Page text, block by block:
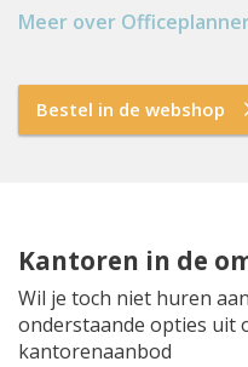
Meer over
Bestel in de webshop
Kantoren in de
Wil je toch niet huren
onderstaande opties uit
kantorenaanbod